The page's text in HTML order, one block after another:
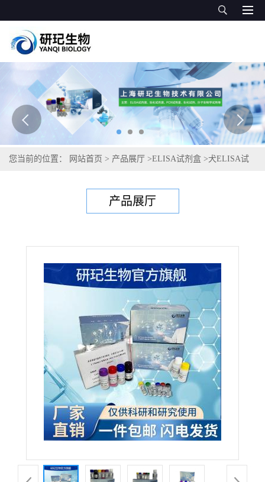
您当前的位置： 网站首页 > 产品展厅 >ELISA试剂盒 >犬ELISA试
产品展厅